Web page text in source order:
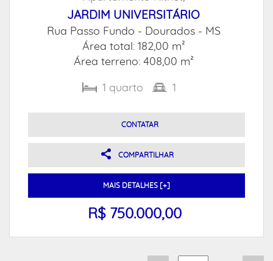
JARDIM UNIVERSITÁRIO
Rua Passo Fundo - Dourados - MS
Área total: 182,00 m²
Área terreno: 408,00 m²
1 quarto 1
CONTATAR
COMPARTILHAR
MAIS DETALHES [+]
R$ 750.000,00